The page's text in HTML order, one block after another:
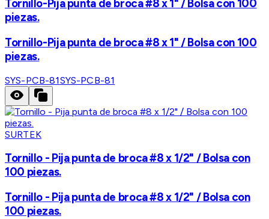
Tornillo-Pija punta de broca #8 x 1" / Bolsa con 100
piezas.
Tornillo-Pija punta de broca #8 x 1" / Bolsa con 100
piezas.
SYS-PCB-81SYS-PCB-81
SURTEK
Tornillo - Pija punta de broca #8 x 1/2" / Bolsa con
100 piezas.
Tornillo - Pija punta de broca #8 x 1/2" / Bolsa con
100 piezas.